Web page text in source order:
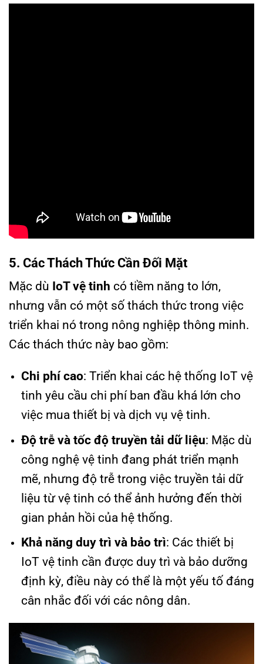
5. Các Thách Thức Cần Đối Mặt
Mặc dù IoT vệ tinh có tiềm năng to lớn,
nhưng vẫn có một số thách thức trong việc
triển khai nó trong nông nghiệp thông minh.
Các thách thức này bao gồm:
Chi phí cao: Triển khai các hệ thống IoT vệ
tinh yêu cầu chi phí ban đầu khá lớn cho
việc mua thiết bị và dịch vụ vệ tinh.
Độ trễ và tốc độ truyền tải dữ liệu: Mặc dù
công nghệ vệ tinh đang phát triển mạnh
mẽ, nhưng độ trễ trong việc truyền tải dữ
liệu từ vệ tinh có thể ảnh hưởng đến thời
gian phản hồi của hệ thống.
Khả năng duy trì và bảo trì: Các thiết bị
IoT vệ tinh cần được duy trì và bảo dưỡng
định kỳ, điều này có thể là một yếu tố đáng
cân nhắc đối với các nông dân.